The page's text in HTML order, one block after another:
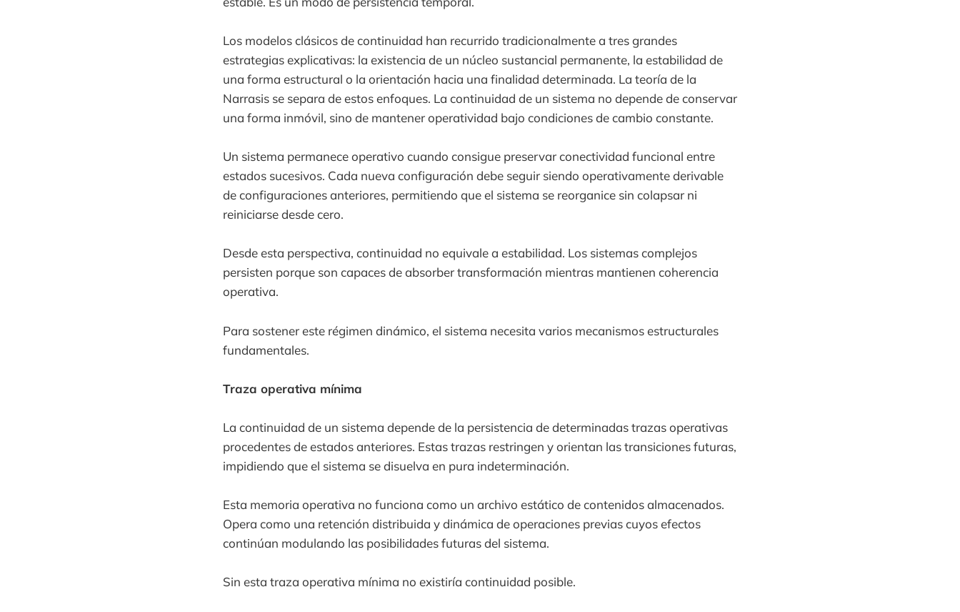
Los modelos clásicos de continuidad han recurrido tradicionalmente a tres grandes
estrategias explicativas: la existencia de un núcleo sustancial permanente, la estabilidad de
una forma estructural o la orientación hacia una finalidad determinada. La teoría de la
Narrasis se separa de estos enfoques. La continuidad de un sistema no depende de conservar
una forma inmóvil, sino de mantener operatividad bajo condiciones de cambio constante.
Un sistema permanece operativo cuando consigue preservar conectividad funcional entre
estados sucesivos. Cada nueva configuración debe seguir siendo operativamente derivable
de configuraciones anteriores, permitiendo que el sistema se reorganice sin colapsar ni
reiniciarse desde cero.
Desde esta perspectiva, continuidad no equivale a estabilidad. Los sistemas complejos
persisten porque son capaces de absorber transformación mientras mantienen coherencia
operativa.
Para sostener este régimen dinámico, el sistema necesita varios mecanismos estructurales
fundamentales.
Traza operativa mínima
La continuidad de un sistema depende de la persistencia de determinadas trazas operativas
procedentes de estados anteriores. Estas trazas restringen y orientan las transiciones futuras,
impidiendo que el sistema se disuelva en pura indeterminación.
Esta memoria operativa no funciona como un archivo estático de contenidos almacenados.
Opera como una retención distribuida y dinámica de operaciones previas cuyos efectos
continúan modulando las posibilidades futuras del sistema.
Sin esta traza operativa mínima no existiría continuidad posible.